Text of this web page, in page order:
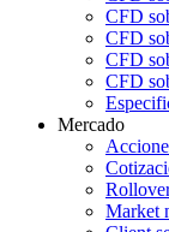
CFD
CFD
CFD
CFD
Mercado
Market